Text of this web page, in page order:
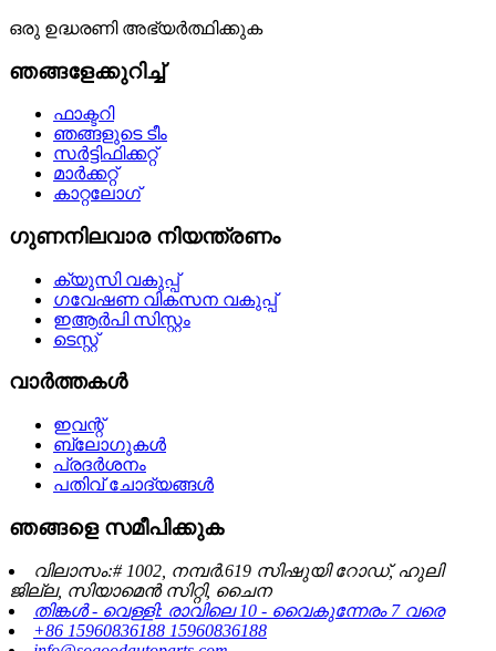
ഒരു ഉദ്ധരണി അഭ്യർത്ഥിക്കുക
ഞങ്ങളേക്കുറിച്ച്
ഫാക്ടറി
ഞങ്ങളുടെ ടീം
സർട്ടിഫിക്കറ്റ്
മാർക്കറ്റ്
കാറ്റലോഗ്
ഗുണനിലവാര നിയന്ത്രണം
ക്യുസി വകുപ്പ്
ഗവേഷണ വികസന വകുപ്പ്
ഇആർപി സിസ്റ്റം
ടെസ്റ്റ്
വാർത്തകൾ
ഇവന്റ്
ബ്ലോഗുകൾ
പ്രദർശനം
പതിവ് ചോദ്യങ്ങൾ
ഞങ്ങളെ സമീപിക്കുക
വിലാസം:# 1002, നമ്പർ.619 സിഷുയി റോഡ്, ഹുലി
ജില്ല, സിയാമെൻ സിറ്റി, ചൈന
തിങ്കൾ - വെള്ളി: രാവിലെ 10 - വൈകുന്നേരം 7 വരെ
+86 15960836188 15960836188